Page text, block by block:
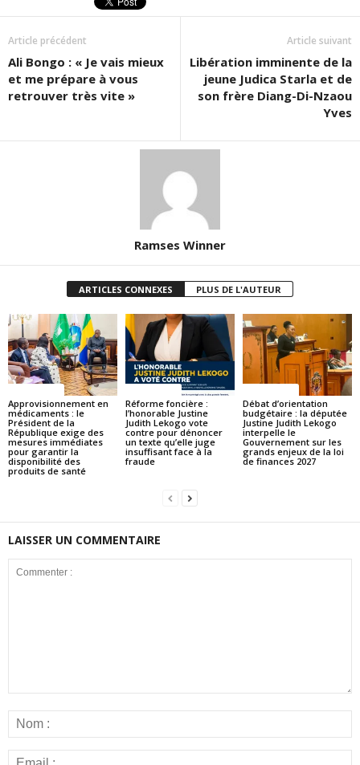
Article précédent
Ali Bongo : « Je vais mieux
et me prépare à vous
retrouver très vite »
Article suivant
Libération imminente de la
jeune Judica Starla et de
son frère Diang-Di-Nzaou
Yves
Ramses Winner
ARTICLES CONNEXES PLUS DE L'AUTEUR
Approvisionnement en
médicaments : le
Président de la
République exige des
mesures immédiates
pour garantir la
disponibilité des
produits de santé
Réforme foncière :
l’honorable Justine
Judith Lekogo vote
contre pour dénoncer
un texte qu’elle juge
insuffisant face à la
fraude
Débat d’orientation
budgétaire : la députée
Justine Judith Lekogo
interpelle le
Gouvernement sur les
grands enjeux de la loi
de finances 2027
LAISSER UN COMMENTAIRE